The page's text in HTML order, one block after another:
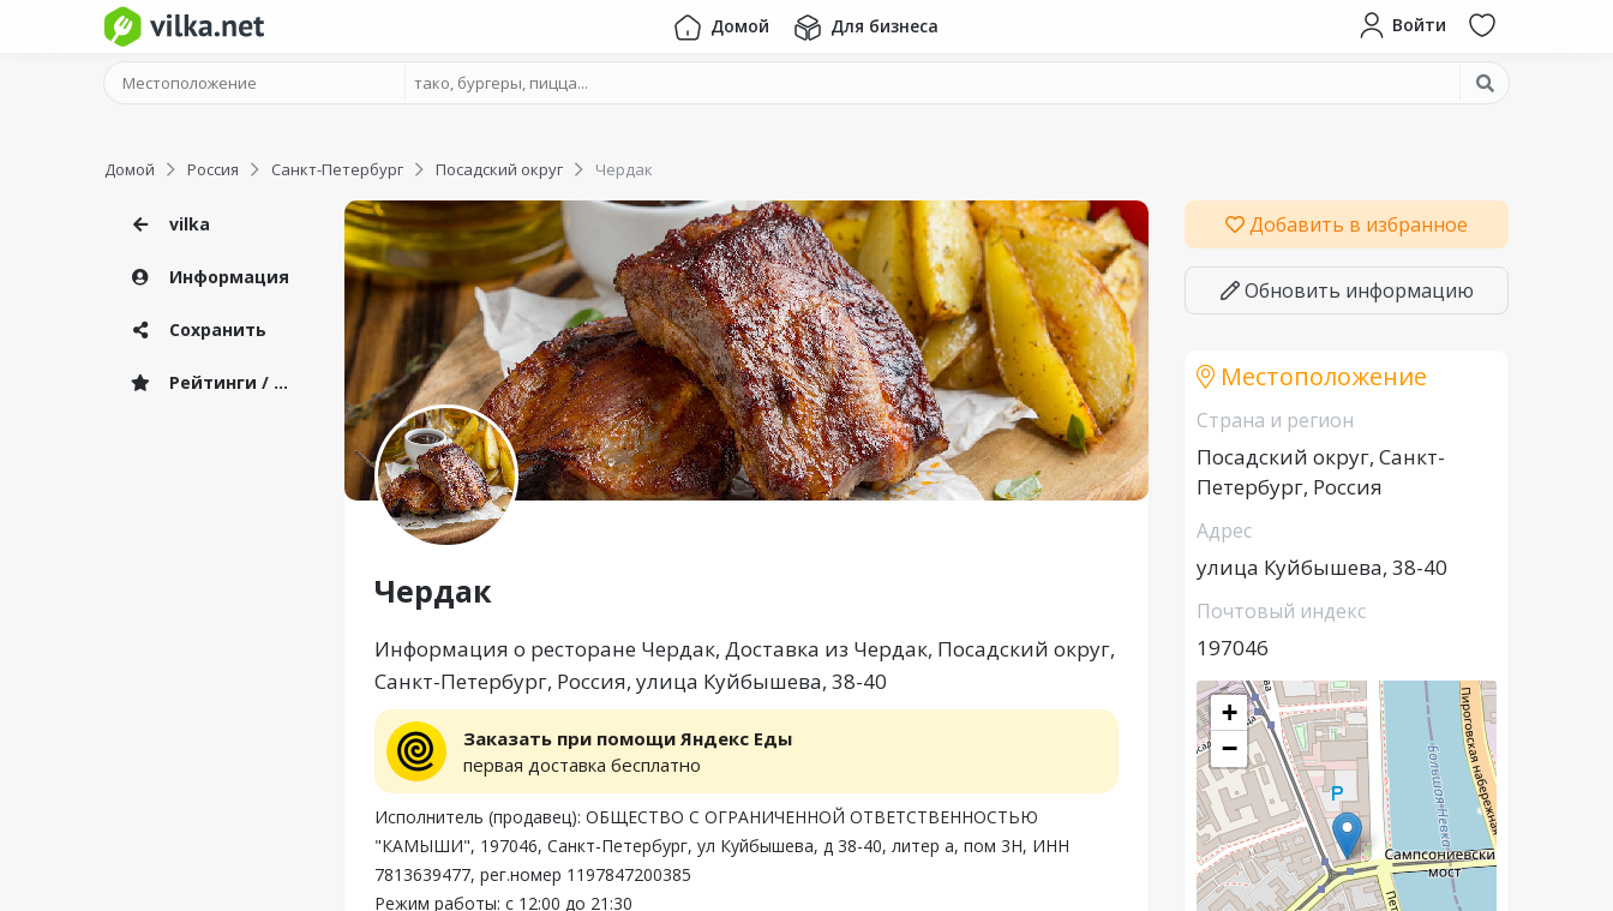
Домой Для бизнеса Войти
Домой Россия Санкт-Петербург Посадский округ Чердак
vilka
Информация
Сохранить
Рейтинги / Отзывы
Чердак
Информация о ресторане Чердак, Доставка из Чердак, Посадский округ,
Санкт-Петербург, Россия, улица Куйбышева, 38-40
Заказать при помощи Яндекс Еды
первая доставка бесплатно
Исполнитель (продавец): ОБЩЕСТВО С ОГРАНИЧЕННОЙ ОТВЕТСТВЕННОСТЬЮ
"КАМЫШИ", 197046, Санкт-Петербург, ул Куйбышева, д 38-40, литер а, пом 3Н, ИНН
7813639477, рег.номер 1197847200385
Режим работы: с 12:00 до 21:30
Добавить в избранное
Обновить информацию
Местоположение
Страна и регион
Посадский округ, Санкт-
Петербург, Россия
Адрес
улица Куйбышева, 38-40
Почтовый индекс
197046
+
−